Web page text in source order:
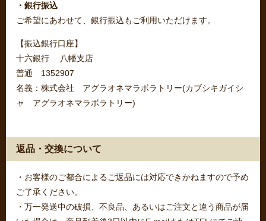
・銀行振込
ご希望にあわせて、銀行振込もご利用いただけます。
【振込銀行口座】
十六銀行 八幡支店
普通 1352907
名義：株式会社 アグラオネマラボラトリー(カブシキガイシ
ャ アグラオネマラボラトリー)
返品・交換について
・お客様のご都合によるご返品には対応できかねますので予め
ご了承ください。
・万一発送中の破損、不良品、あるいはご注文と違う商品が届